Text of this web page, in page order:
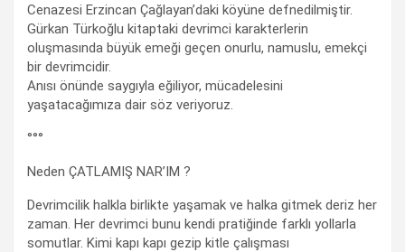
Cenazesi Erzincan Çağlayan’daki köyüne defnedilmiştir.
Gürkan Türkoğlu kitaptaki devrimci karakterlerin
oluşmasında büyük emeği geçen onurlu, namuslu, emekçi
bir devrimcidir.
Anısı önünde saygıyla eğiliyor, mücadelesini
yaşatacağımıza dair söz veriyoruz.
°°°
Neden ÇATLAMIŞ NAR’IM ?
Devrimcilik halkla birlikte yaşamak ve halka gitmek deriz her
zaman. Her devrimci bunu kendi pratiğinde farklı yollarla
somutlar. Kimi kapı kapı gezip kitle çalışması